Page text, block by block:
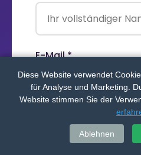
E-Mail *
Telefon (für Rückruf)
Diese Website verwendet
für Analyse und Marketing.
Website stimmen Sie der
Ablehnen